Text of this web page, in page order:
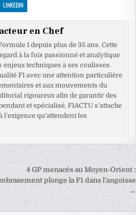
LINKEDIN
en Chef
1 depuis plus de 35 ans. Cette
à la fois passionné et analytique
techniques à ses coulisses.
F1 avec une attention particulière
et aux mouvements du
rigoureux afin de garantir des
et spécialisé, F1ACTU s’attache
qu’attendent les
4 GP menacés au Moyen-Orient :
plonge la F1 dans l’angoisse
→